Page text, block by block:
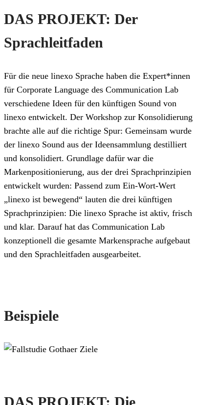
DAS PROJEKT: Der
Sprachleitfaden
Für die neue linexo Sprache haben die Expert*innen
für Corporate Language des Communication Lab
verschiedene Ideen für den künftigen Sound von
linexo entwickelt. Der Workshop zur Konsolidierung
brachte alle auf die richtige Spur: Gemeinsam wurde
der linexo Sound aus der Ideensammlung destilliert
und konsolidiert. Grundlage dafür war die
Markenpositionierung, aus der drei Sprachprinzipien
entwickelt wurden: Passend zum Ein-Wort-Wert
„linexo ist bewegend“ lauten die drei künftigen
Sprachprinzipien: Die linexo Sprache ist aktiv, frisch
und klar. Darauf hat das Communication Lab
konzeptionell die gesamte Markensprache aufgebaut
und den Sprachleitfaden ausgearbeitet.
Beispiele